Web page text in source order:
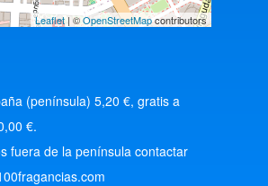
Leaflet | ©OpenStreetMapcontributors
(península) 5,20 €, gratis a
€.
fuera de la península contactar